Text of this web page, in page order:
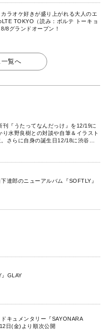
カラオケ好きが盛り上がれる大人のエ
TOKYO（読み：ボルテ トーキョ
8グランドオープン！
覧へ
刊『うたってなんだっけ』を12/19に
り水野良樹との対談や自筆＆イラスト
さらに自身の誕生日12/18に渋谷で
達郎のニューアルバム『SOFTLY』
』GLAY
キュメンタリー『SAYONARA
日(金)より順次公開